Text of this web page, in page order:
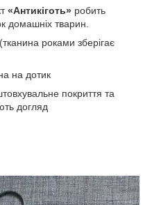
«Антикіготь» робить
домашніх тварин.
роками зберігає
на дотик
покриття та
догляд